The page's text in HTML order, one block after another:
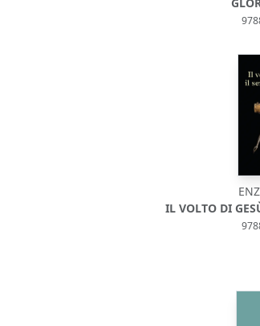
IL VOLTO DI